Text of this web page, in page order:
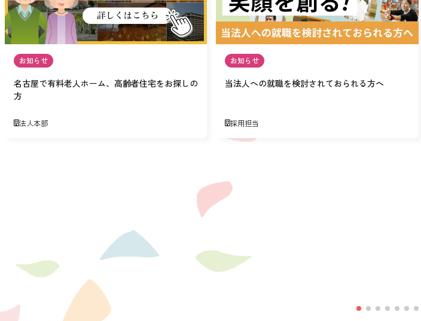
お知らせ
名古屋で有料老人ホーム、高齢者住宅をお探しの
方
法人本部
お知らせ
当法人への就職を検討されておられる方へ
採用担当